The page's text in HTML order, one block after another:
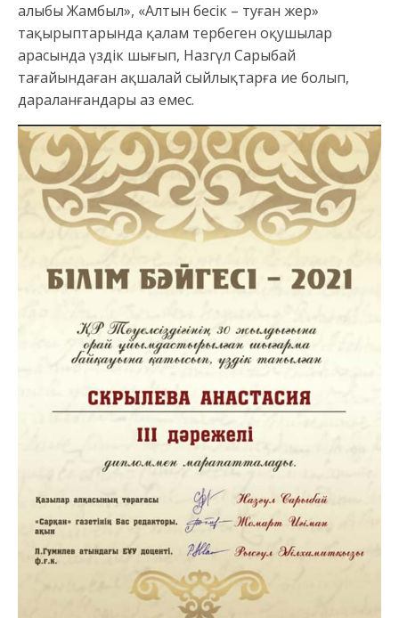
алыбы Жамбыл», «Алтын бесік – туған жер»
тақырыптарында қалам тербеген оқушылар
арасында үздік шығып, Назгүл Сарыбай
тағайындаған ақшалай сыйлықтарға ие болып,
дараланғандары аз емес.